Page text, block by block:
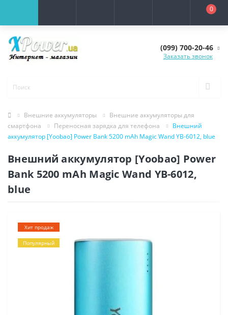
0
(099) 700-20-46
Заказать звонок
Внешние аккумуляторы
Внешние аккумуляторы для
смартфона
Переносная зарядка для телефона
Внешний
аккумулятор [Yoobao] Power Bank 5200 mAh Magic Wand YB-6012, blue
Внешний аккумулятор [Yoobao] Power
Bank 5200 mAh Magic Wand YB-6012,
blue
Хит продаж
Популярный